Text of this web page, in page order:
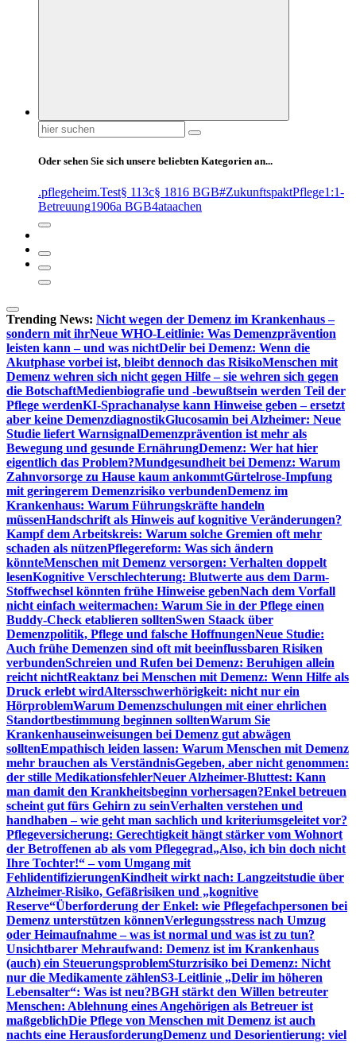
Suchen
nach:
Oder sehen Sie sich unsere beliebten Kategorien an...
.pflegeheim.Test§ 113c§ 1816 BGB#ZukunftspaktPflege1:1-
Betreuung1906a BGB4ataachen
Trending News: Nicht wegen der Demenz im Krankenhaus –
sondern mit ihrNeue WHO-Leitlinie: Was Demenzprävention
leisten kann – und was nichtDelir bei Demenz: Wenn die
Akutphase vorbei ist, bleibt dennoch das RisikoMenschen mit
Demenz wehren sich nicht gegen Hilfe – sie wehren sich gegen
die BotschaftMedienbiografie und -bewußtsein werden Teil der
Pflege werdenKI-Sprachanalyse kann Hinweise geben – ersetzt
aber keine DemenzdiagnostikGlucosamin bei Alzheimer: Neue
Studie liefert WarnsignalDemenzprävention ist mehr als
Bewegung und gesunde ErnährungDemenz: Wer hat hier
eigentlich das Problem?Mundgesundheit bei Demenz: Warum
Zahnvorsorge zu Hause kaum ankommtGürtelrose-Impfung
mit geringerem Demenzrisiko verbundenDemenz im
Krankenhaus: Warum Führungskräfte handeln
müssenHandschrift als Hinweis auf kognitive Veränderungen?
Kampf dem Arbeitskreis: Warum solche Gremien oft mehr
schaden als nützenPflegereform: Was sich ändern
könnteMenschen mit Demenz versorgen: Verhalten doppelt
lesenKognitive Verschlechterung: Blutwerte aus dem Darm-
Stoffwechsel könnten frühe Hinweise gebenNach dem Vorfall
nicht einfach weitermachen: Warum Sie in der Pflege einen
Buddy-Check etablieren solltenSwen Staack über
Demenzpolitik, Pflege und falsche HoffnungenNeue Studie:
Auch frühe Demenzen sind oft mit beeinflussbaren Risiken
verbundenSchreien und Rufen bei Demenz: Beruhigen allein
reicht nichtReaktanz bei Menschen mit Demenz: Wenn Hilfe als
Druck erlebt wirdAltersschwerhörigkeit: nicht nur ein
HörproblemWarum Demenzschulungen mit einer ehrlichen
Standortbestimmung beginnen solltenWarum Sie
Krankenhauseinweisungen bei Demenz gut abwägen
solltenEmpathisch leiden lassen: Warum Menschen mit Demenz
mehr brauchen als VerständnisGegeben, aber nicht genommen:
der stille MedikationsfehlerNeuer Alzheimer-Bluttest: Kann
man damit den Krankheitsbeginn vorhersagen?Enkel betreuen
scheint gut fürs Gehirn zu seinVerhalten verstehen und
handhaben – wie geht man sachlich und kriteriumsgeleitet vor?
Pflegeversicherung: Gerechtigkeit hängt stärker vom Wohnort
der Betroffenen ab als vom Pflegegrad„Also, ich bin doch nicht
Ihre Tochter!“ – vom Umgang mit
FehlidentifizierungenKindheit wirkt nach: Langzeitstudie über
Alzheimer-Risiko, Gefäßrisiken und „kognitive
Reserve“Überforderung der Enkel: wie Pflegefachpersonen bei
Demenz unterstützen könnenVerlegungsstress nach Umzug
oder Heimaufnahme – was ist normal und was ist zu tun?
Unsichtbarer Mehraufwand: Demenz ist im Krankenhaus
(auch) ein SteuerungsproblemSturzrisiko bei Demenz: Nicht
nur die Medikamente zählenS3-Leitlinie „Delir im höheren
Lebensalter“: Was ist neu?BGH stärkt den Willen betreuter
Menschen: Ablehnung eines Angehörigen als Betreuer ist
maßgeblichDie Pflege von Menschen mit Demenz ist auch
nachts eine HerausforderungDemenz und Desorientierung: viel